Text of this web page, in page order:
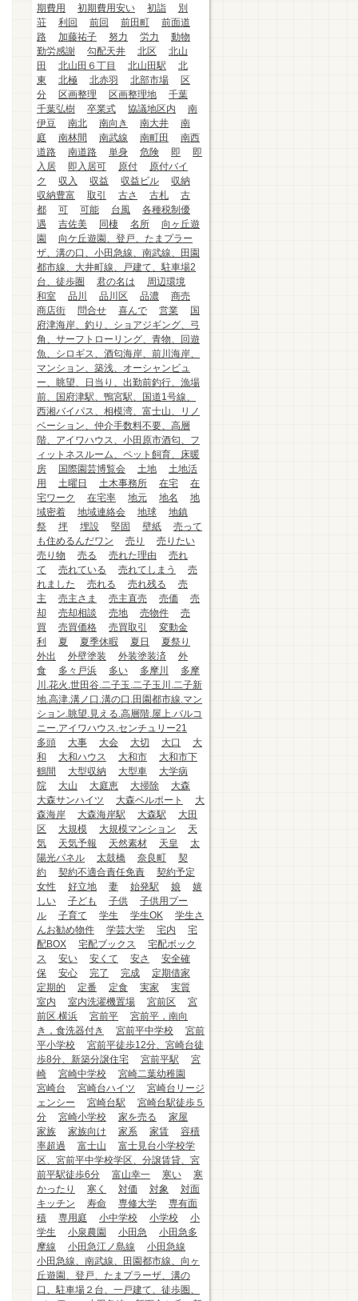
期費用
初期費用安い 初詣
別
荘
利回 前回 前田町
前面道
路
加藤祐子 努力 労力
動物
勤労感謝
勾配天井 北区
北山
田
北山田６丁目 北山田駅
北
東
北極 北赤羽 北部市場
区
分
区画整理 区画整理地
千葉
千葉弘樹
卒業式 協議地区内
南
伊豆
南北 南向き 南大井
南
庭
南林間 南武線 南町田
南西
道路
南道路 単身 危険 即
即
入居
即入居可 原付
原付バイ
ク
収入 収益 収益ビル
収納
収納豊富
取引 古さ 古札
古
都
可 可能 台風
各種税制優
遇
吉佐美 同棲 名所
向ヶ丘遊
園
向ケ丘遊園、登戸、たまプラー
ザ、溝の口、小田急線、南武線、田園
都市線、大井町線、戸建て、駐車場2
台、徒歩圏
君の名は
周辺環境
和室
品川 品川区 品濃
商売
商店街
問合せ 喜んで 営業
国
府津海岸、釣り、ショアジギング、弓
角、サーフトローリング、青物、回遊
魚、シロギス、酒匂海岸、前川海岸、
マンション、築浅、オーシャンビュ
ー、眺望、日当り、出勤前釣行、漁場
前、国府津駅、鴨宮駅、国道1号線、
西湘バイパス、相模湾、富士山、リノ
ベーション、仲介手数料不要、高層
階、アイワハウス、小田原市酒匂、フ
ィットネスルーム、ペット飼育、床暖
房
国際園芸博覧会 土地
土地活
用
土曜日 土木事務所 在宅
在
宅ワーク
在宅率 地元 地名
地
域密着
地域連絡会 地球
地鎮
祭
坪 埋設 堅固 壁紙
売って
も住めるんだワン
売り
売りたい
売り物
売る 売れた理由
売れ
て
売れている 売れてしまう
売
れました
売れる 売れ残る
売
主
売主さま 売主直売 売価
売
却
売却相談 売地 売物件
売
買
売買価格 売買取引
変動金
利
夏 夏季休暇 夏日
夏祭り
外出
外壁塗装 外装塗装済
外
食
多々戸浜 多い 多摩川
多摩
川.花火.世田谷.二子玉.二子玉川.二子新
地.高津.溝ノ口.溝の口.田園都市線.マン
ション.眺望.見える.高層階.屋上.バルコ
ニー.アイワハウス.センチュリー21
多頭
大事 大会 大切 大口
大
和
大和ハウス 大和市
大和市下
鶴間
大型収納 大型車
大学病
院
大山 大庭恵 大掃除
大森
大森サンハイツ
大森ベルポート
大
森海岸
大森海岸駅 大森駅
大田
区
大規模 大規模マンション
天
気
天気予報 天然素材 天皇
太
陽光パネル
太鼓橋 奈良町
契
約
契約不適合責任免責
契約予定
女性
好立地 妻 始発駅 娘
嬉
しい
子ども 子供
子供用プー
ル
子育て 学生 学生OK
学生さ
んお勧め物件
学芸大学 宅内
宅
配BOX
宅配ブックス
宅配ボック
ス
安い 安くて 安さ
安全確
保
安心 完了 完成
定期借家
定期的
定番 定食 実家
実質
室内
室内洗濯機置場 宮前区
宮
前区.横浜
宮前平
宮前平，南向
き，食洗器付き
宮前平中学校
宮前
平小学校
宮前平徒歩12分、宮崎台徒
歩8分、新築分譲住宅
宮前平駅
宮
崎
宮崎中学校
宮崎二葉幼稚園
宮崎台
宮崎台ハイツ
宮崎台リージ
ェンシー
宮崎台駅
宮崎台駅徒歩５
分
宮崎小学校 家を売る
家屋
家族
家族向け 家系 家賃
容積
率超過
富士山
富士見台小学校学
区、宮前平中学校学区、分譲賃貸、宮
前平駅徒歩6分
富山幸一 寒い
寒
かったり
寒く 対価 対象
対面
キッチン
寿命 専修大学
専有面
積
専用庭 小中学校 小学校
小
学生
小泉農園 小田急
小田急多
摩線
小田急江ノ島線
小田急線
小田急線、南武線、田園都市線、向ヶ
丘遊園、登戸、たまプラーザ、溝の
口、駐車場２台、一戸建て、徒歩圏、